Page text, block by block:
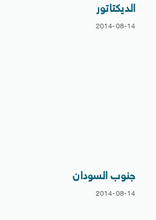
الديكتاتور
2014-08-14
جنوب السودان
2014-08-14